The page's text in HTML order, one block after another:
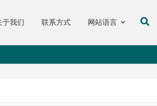
于我们 联系方式 网站语言